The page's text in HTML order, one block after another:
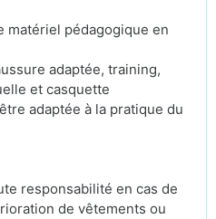
matériel pédagogique en
adaptée, training,
et casquette
adaptée à la pratique du
responsabilité en cas de
de vêtements ou